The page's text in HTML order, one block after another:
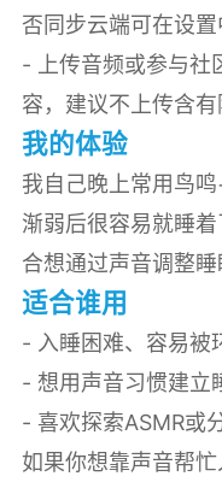
否同步云端可在设置
- 上传音频或参与社
容，建议不上传含有
我的体验
我自己晚上常用鸟
渐弱后很容易就睡
合想通过声音调整睡
适合谁用
- 入睡困难、容易被
- 想用声音习惯建立
- 喜欢探索ASMR或
如果你想靠声音帮忙